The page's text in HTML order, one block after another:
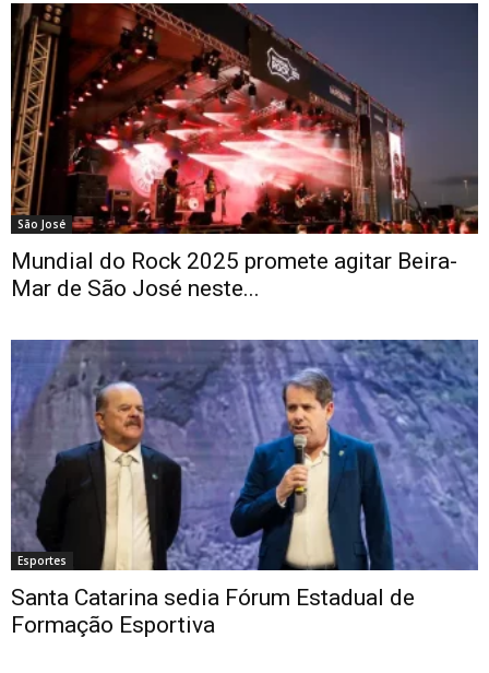
São José
Mundial do Rock 2025 promete agitar Beira-
Mar de São José neste...
Esportes
Santa Catarina sedia Fórum Estadual de
Formação Esportiva